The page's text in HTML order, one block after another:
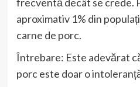
aproximativ 1% din
carne de porc.
Întrebare: Este adevărat
porc este doar o